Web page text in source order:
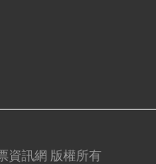
資訊網 版權所有